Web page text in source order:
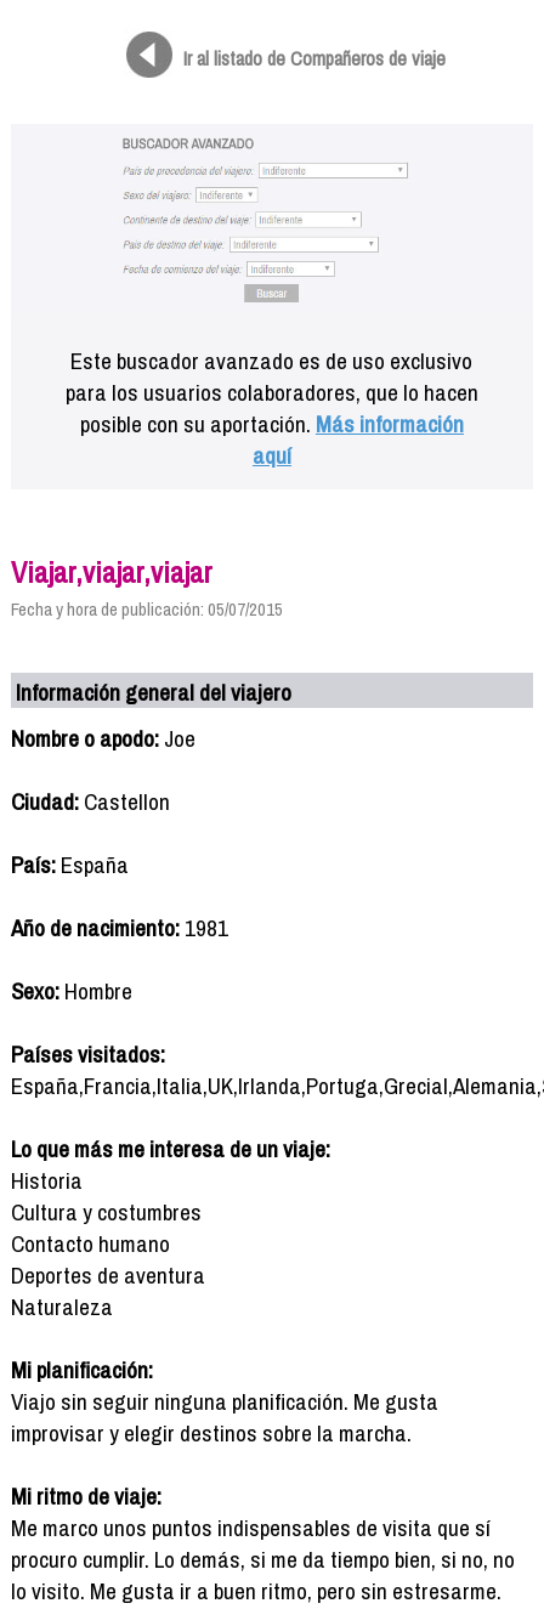
Ir al listado de Compañeros de viaje
Este buscador avanzado es de uso exclusivo
para los usuarios colaboradores, que lo hacen
posible con su aportación. Más información
aquí
Viajar,viajar,viajar
Fecha y hora de publicación: 05/07/2015
Información general del viajero
Nombre o apodo:Joe
Ciudad:Castellon
País:España
Año de nacimiento:1981
Sexo:Hombre
Países visitados:
Lo que más me interesa de un viaje:
Historia
Cultura y costumbres
Contacto humano
Deportes de aventura
Naturaleza
Mi planificación:
Viajo sin seguir ninguna planificación. Me gusta
improvisar y elegir destinos sobre la marcha.
Mi ritmo de viaje:
Me marco unos puntos indispensables de visita que sí
procuro cumplir. Lo demás, si me da tiempo bien, si no, no
lo visito. Me gusta ir a buen ritmo, pero sin estresarme.